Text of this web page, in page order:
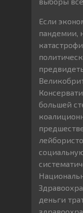
Если
пандемии,
большей
деньги